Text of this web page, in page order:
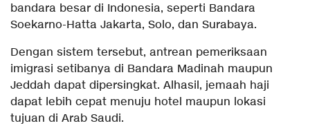
bandara besar di Indonesia, seperti Bandara
Soekarno-Hatta Jakarta, Solo, dan Surabaya.
Dengan sistem tersebut, antrean pemeriksaan
imigrasi setibanya di Bandara Madinah maupun
Jeddah dapat dipersingkat. Alhasil, jemaah haji
dapat lebih cepat menuju hotel maupun lokasi
tujuan di Arab Saudi.